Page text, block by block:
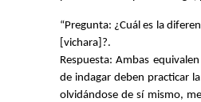
“Pregunta: ¿Cuál es la
[vichara]?.
Respuesta: Ambas
de indagar deben practicar
olvidándose de sí mismo,